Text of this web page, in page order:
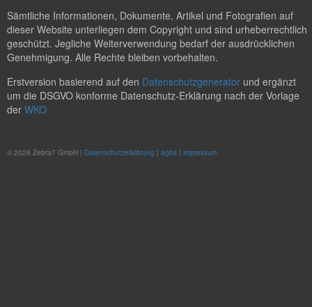
Sämtliche Informationen, Dokumente, Artikel und Fotografien auf
dieser Website unterliegen dem Copyright und sind urheberrechtlich
geschützt. Jegliche Weiterverwendung bedarf der ausdrücklichen
Genehmigung. Alle Rechte bleiben vorbehalten.
Erstversion basierend auf den Datenschutzgenerator und ergänzt
um die DSGVO konforme Datenschutz-Erklärung nach der Vorlage
der WKO
© 2026 Zebra7 GmbH | Datenschutzerklärung | agbs | impressum